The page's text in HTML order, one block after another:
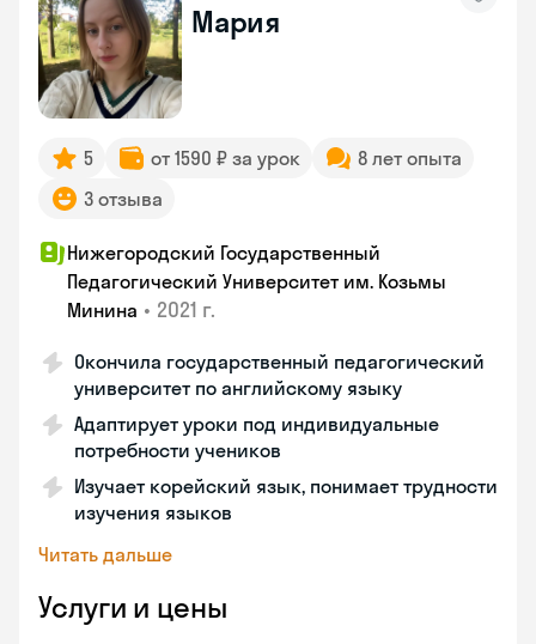
Мария
5 от 1590 ₽ за урок
8 лет опыта
3 отзыва
Нижегородский Государственный
Педагогический Университет им. Козьмы
Минина • 2021 г.
Окончила государственный педагогический
университет по английскому языку
Адаптирует уроки под индивидуальные
потребности учеников
Изучает корейский язык, понимает трудности
изучения языков
Читать дальше
Услуги и цены